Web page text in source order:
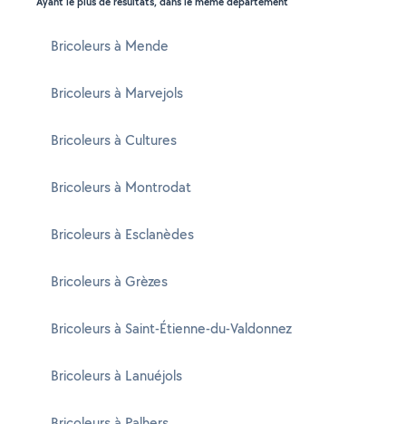
Bricoleurs à Mende
Bricoleurs à Marvejols
Bricoleurs à Cultures
Bricoleurs à Montrodat
Bricoleurs à Esclanèdes
Bricoleurs à Grèzes
Bricoleurs à Saint-Étienne-du-Valdonnez
Bricoleurs à Lanuéjols